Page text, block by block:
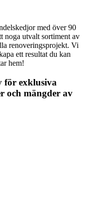
med över 90
noga utvalt sortiment av
renoveringsprojekt. Vi
ett resultat du kan
hem!
för exklusiva
och mängder av